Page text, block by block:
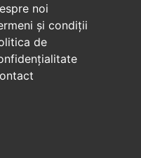
noi
și condiții
de